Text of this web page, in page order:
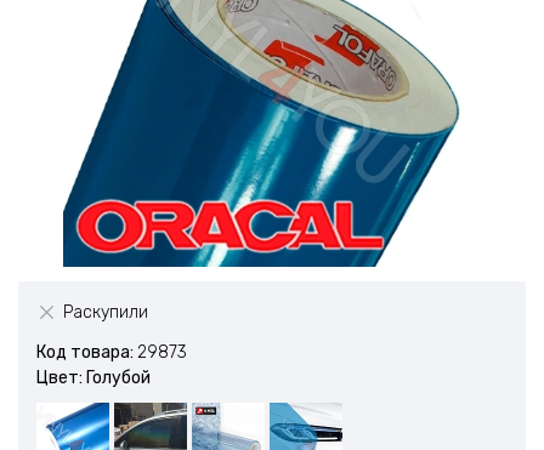
Раскупили
Код товара: 29873
Цвет: Голубой